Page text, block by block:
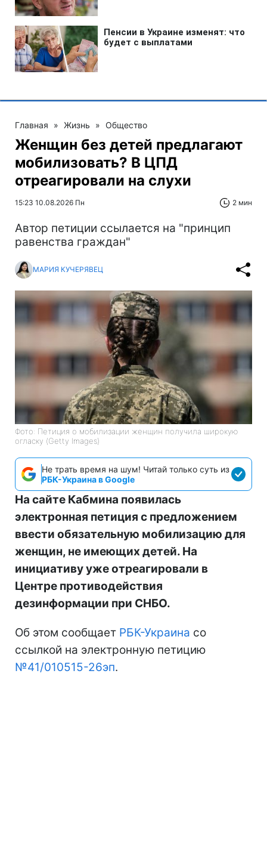
Главная » Жизнь » Общество
Женщин без детей предлагают
мобилизовать? В ЦПД
отреагировали на слухи
15:23 10.08.2026 Пн 2 мин
Автор петиции ссылается на "принцип
равенства граждан"
МАРИЯ КУЧЕРЯВЕЦ
Фото: Петиция о мобилизации женщин получила широкую
огласку (Getty Images)
Не трать время на шум! Читай только суть из
РБК-Украина в Google
На сайте Кабмина появилась
электронная петиция с предложением
ввести обязательную мобилизацию для
женщин, не имеющих детей. На
инициативу уже отреагировали в
Центре противодействия
дезинформации при СНБО.
Об этом сообщает РБК-Украина со
ссылкой на электронную петицию
№41/010515-26эп.